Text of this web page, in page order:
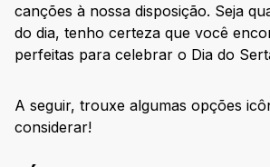
canções à nossa disposição. Seja
do dia, tenho certeza que você
perfeitas para celebrar o Dia do
A seguir, trouxe algumas opções
considerar!